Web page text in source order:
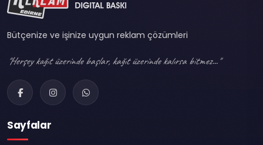
Bütçenize ve işinize uygun reklam çözümleri
"Herşey kağıt üzerinde başlar, kağıt üzerinde kalırsa bitmez..."
Sayfalar